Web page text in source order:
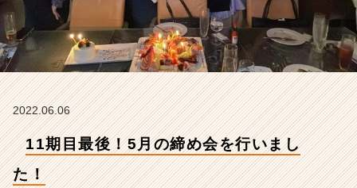
タ
イ
ム
ラ
ベ
ン
2022.06.06
11期目最後！5月の締め会を行いまし
た！